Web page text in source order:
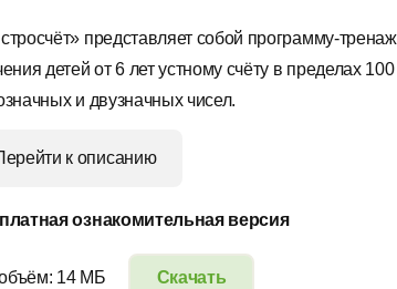
представляет собой программу-
детей от 6 лет устному счёту в пределах
и двузначных чисел.
к описанию
ознакомительная версия
Скачать
14 МБ